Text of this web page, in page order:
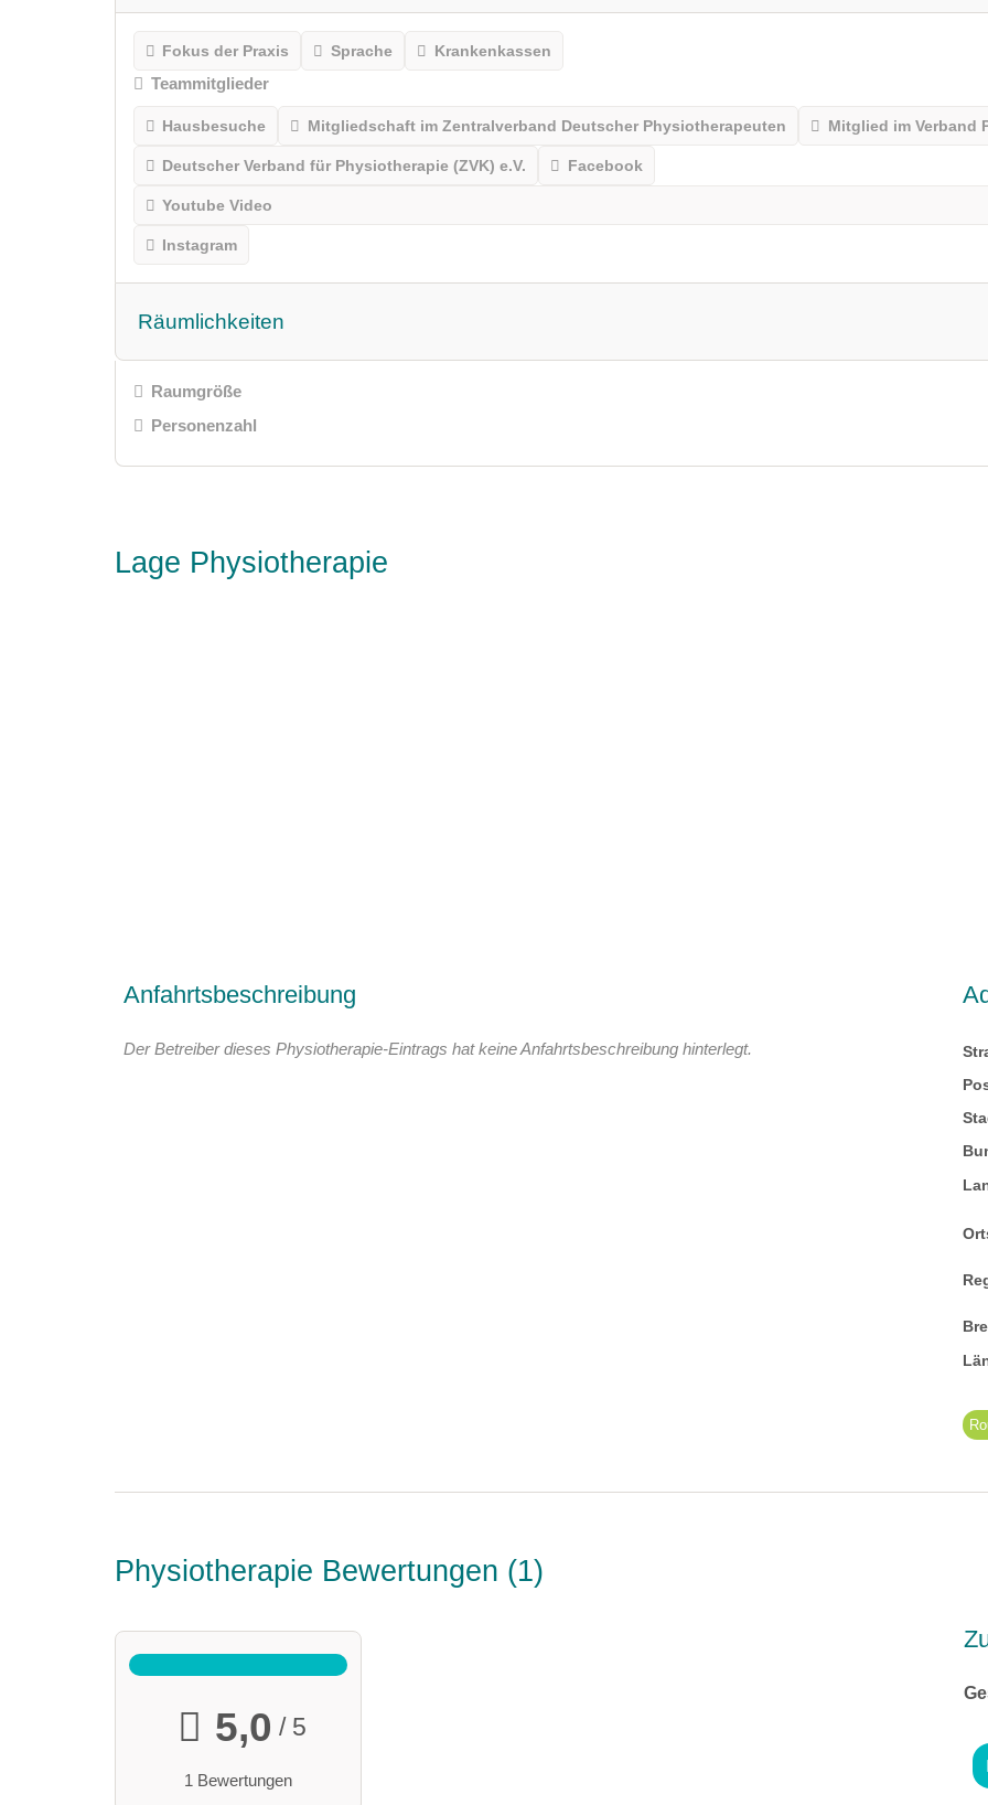
Fokus der Praxis Sprache Krankenkassen
Teammitglieder
Hausbesuche Mitgliedschaft im Zentralverband Deutscher Physiotherapeuten Mitglied im Verband
Deutscher Verband für Physiotherapie (ZVK) e.V. Facebook
Youtube Video
Instagram
Räumlichkeiten
Raumgröße
Personenzahl
Lage Physiotherapie
Anfahrtsbeschreibung
Der Betreiber dieses Physiotherapie-Eintrags hat keine Anfahrtsbeschreibung hinterlegt.
Physiotherapie Bewertungen 1
5,0 / 5
1 Bewertungen